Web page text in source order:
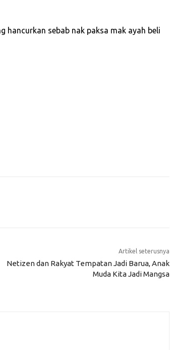
hancurkan sebab nak paksa mak ayah beli
Artikel seterusnya
Netizen dan Rakyat Tempatan Jadi Barua, Anak
Muda Kita Jadi Mangsa